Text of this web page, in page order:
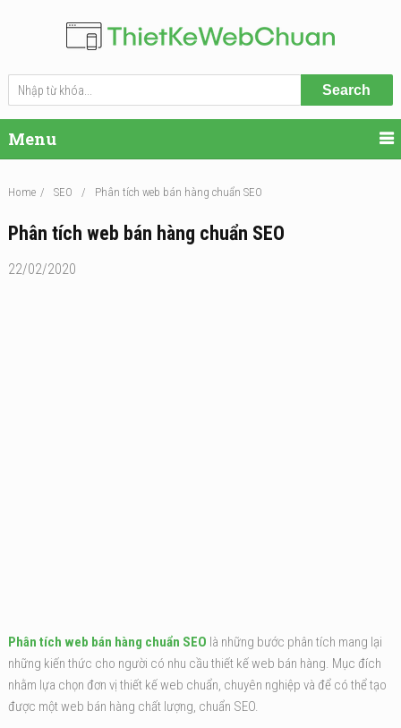
Search
Menu
Home / SEO / Phân tích web bán hàng chuẩn SEO
Phân tích web bán hàng chuẩn SEO
22/02/2020
Phân tích web bán hàng chuẩn SEO là những bước phân tích mang lại
những kiến thức cho người có nhu cầu thiết kế web bán hàng. Mục đích
nhằm lựa chọn đơn vị thiết kế web chuẩn, chuyên nghiệp và để có thể tạo
được một web bán hàng chất lượng, chuẩn SEO.